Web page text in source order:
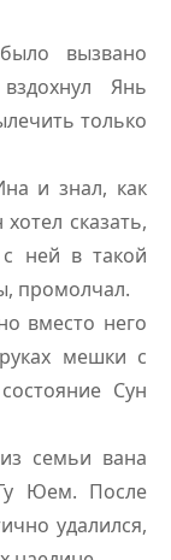
вызвано
Янь
только
и знал, как
сказать,
ней в такой
промолчал.
вместо него
мешки с
Сун
семьи вана
Юем. После
удалился,